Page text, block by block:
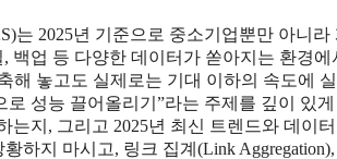
는 2025년 기준으로 중소기업뿐만 아니
백업 등 다양한 데이터가 쏟아지는 환경
해 놓고도 실제로는 기대 이하의 속도에
로 성능 끌어올리기”라는 주제를 깊이 있
는지, 그리고 2025년 최신 트렌드와 데이
하지 마시고, 링크 집계(Link